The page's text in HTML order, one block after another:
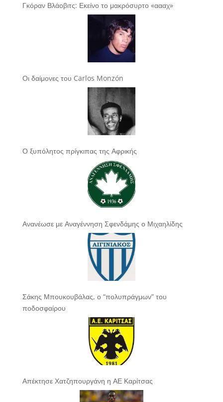
Γκόραν Βλάοβιτς: Εκείνο το μακρόσυρτο «αααχ»
Οι δαίμονες του Carlos Monzón
Ο ξυπόλητος πρίγκιπας της Αφρικής
Ανανέωσε με Αναγέννηση Σφενδάμης ο Μιχαηλίδης
Σάκης Μπουκουβάλας, ο “πολυπράγμων” του
ποδοσφαίρου
Απέκτησε Χατζηπουργάνη η ΑΕ Καρίτσας